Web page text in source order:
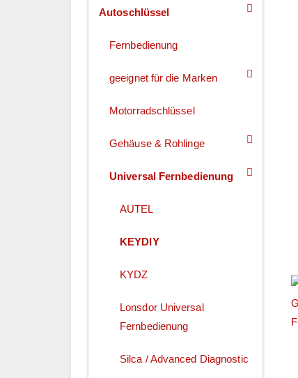
Autoschlüssel
Fernbedienung
geeignet für die Marken
Motorradschlüssel
Gehäuse & Rohlinge
Universal Fernbedienung
AUTEL
KEYDIY
KYDZ
Lonsdor Universal
Fernbedienung
Silca / Advanced Diagnostic